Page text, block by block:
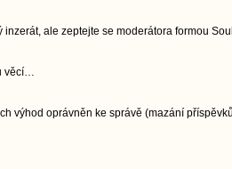
ale zeptejte se moderátora formou
věcí…
výhod oprávněn ke správě (mazání